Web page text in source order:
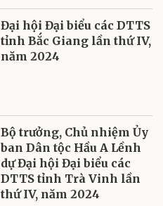
Đại hội Đại biểu các DTTS
tỉnh Bắc Giang lần thứ IV,
năm 2024
Bộ trưởng, Chủ nhiệm Ủy
ban Dân tộc Hầu A Lềnh
dự Đại hội Đại biểu các
DTTS tỉnh Trà Vinh lần
thứ IV, năm 2024